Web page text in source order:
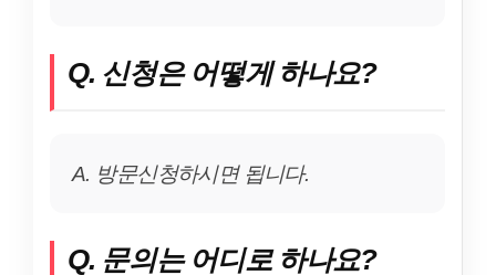
Q. 신청은 어떻게 하나요?
A. 방문신청하시면 됩니다.
Q. 문의는 어디로 하나요?